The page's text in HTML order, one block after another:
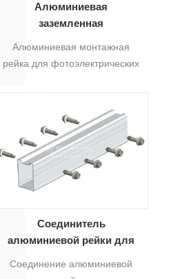
прочности.5
Алюминиевая
заземленная
для солнечных батарей
Алюминиевая монтажная
рейка для фотоэлектрических
крепления солнечных
панелей.
Соединитель
алюминиевой рейки для
Соединение алюминиевой